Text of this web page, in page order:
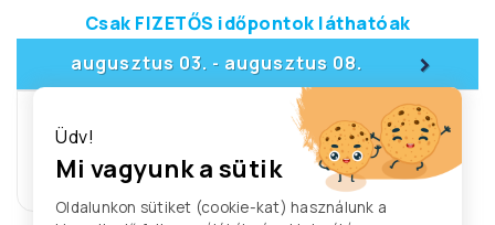
Csak FIZETŐS időpontok láthatóak
augusztus 03. - augusztus 08. >
A hétre nem található egyetlen
Legelső szabad időpont: 2026/08/10
Üdv!
Mi vagyunk a sütik
Oldalunkon sütiket (cookie-kat) használunk a